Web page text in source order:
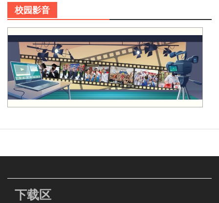
校园影音
下载区